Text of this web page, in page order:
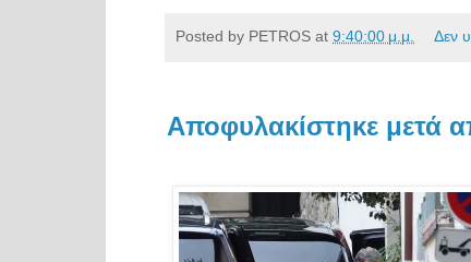
Posted by PETROS at 9:40:00 μ.μ. Δεν
Αποφυλακίστηκε μετά